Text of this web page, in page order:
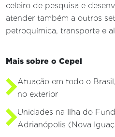
celeiro de pesquisa e
atender também a outros
petroquímica, transporte e
Mais sobre o Cepel
Atuação em todo o
no exterior
Unidades na Ilha do
Adrianópolis (Nova